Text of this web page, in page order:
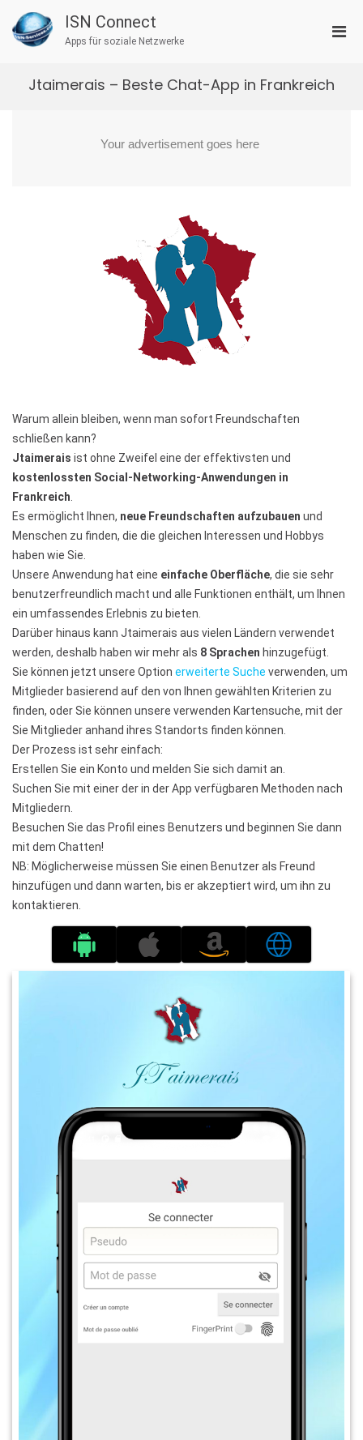
Inhalt
springen
ISN Connect
Apps für soziale Netzwerke
Jtaimerais – Beste Chat-App in Frankreich
Warum allein bleiben, wenn man sofort Freundschaften
schließen kann?
Jtaimerais ist ohne Zweifel eine der effektivsten und
kostenlossten Social-Networking-Anwendungen in
Frankreich
Es ermöglicht Ihnen, neue Freundschaften aufzubauen und
Menschen zu finden, die die gleichen Interessen und Hobbys
haben wie Sie.
Unsere Anwendung hat eine einfache Oberfläche, die sie sehr
benutzerfreundlich macht und alle Funktionen enthält, um Ihnen
ein umfassendes Erlebnis zu bieten.
Darüber hinaus kann Jtaimerais aus vielen Ländern verwendet
werden, deshalb haben wir mehr als 8 Sprachen hinzugefügt.
Sie können jetzt unsere Option erweiterte Suche verwenden, um
Mitglieder basierend auf den von Ihnen gewählten Kriterien zu
finden, oder Sie können unsere verwenden Kartensuche, mit der
Sie Mitglieder anhand ihres Standorts finden können.
Der Prozess ist sehr einfach:
Erstellen Sie ein Konto und melden Sie sich damit an.
Suchen Sie mit einer der in der App verfügbaren Methoden nach
Mitgliedern.
Besuchen Sie das Profil eines Benutzers und beginnen Sie dann
mit dem Chatten!
NB: Möglicherweise müssen Sie einen Benutzer als Freund
hinzufügen und dann warten, bis er akzeptiert wird, um ihn zu
kontaktieren.